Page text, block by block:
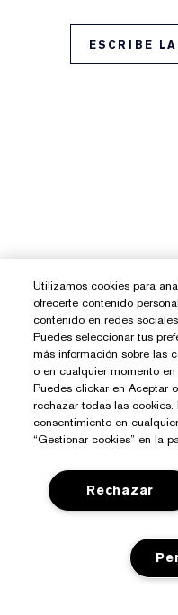
ESCRIBE
¿Necesitas Ayuda?
Utilizamos cookies para
ofrecerte contenido
contenido en redes
Puedes seleccionar tus
más información sobre las
o en cualquier momento
Puedes clickar en Aceptar
rechazar todas las cookies.
consentimiento en
“Gestionar cookies” en la
Rechazar